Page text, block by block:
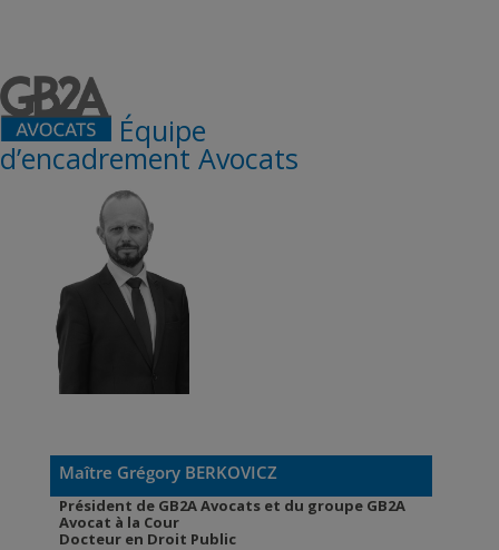
Équipe
d’encadrement Avocats
Maître Grégory BERKOVICZ
Président de GB2A Avocats et du groupe GB2A
Avocat à la Cour
Docteur en Droit Public